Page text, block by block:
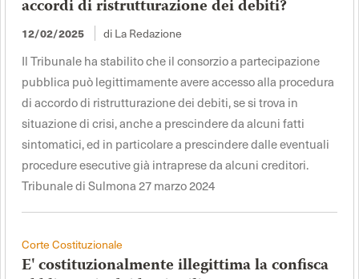
accordi di ristrutturazione dei debiti?
12/02/2025 di La Redazione
Il Tribunale ha stabilito che il consorzio a partecipazione
pubblica può legittimamente avere accesso alla procedura
di accordo di ristrutturazione dei debiti, se si trova in
situazione di crisi, anche a prescindere da alcuni fatti
sintomatici, ed in particolare a prescindere dalle eventuali
procedure esecutive già intraprese da alcuni creditori.
Tribunale di Sulmona 27 marzo 2024
Corte Costituzionale
E' costituzionalmente illegittima la confisca